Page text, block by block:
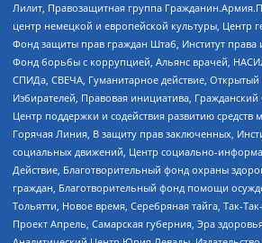
Лилит, Правозащитная группа
центр немецкой и европейской культуры, Центр
Фонд защиты прав граждан Штаб, Институт права
Фонд борьбы с коррупцией, Альянс врачей,
СПИДа, СВЕЧА, Гуманитарное действие, Открытый
Избирателей, Правовая инициатива,
Центр поддержки и содействия развитию
Горячая Линия, В защиту прав заключенных,
социальных движений, Центр социально-
Действие, Благотворительный фонд охраны
граждан, Благотворительный фонд помощи
Тольятти, Новое время, Серебряная тайга, Так-
Проект Апрель, Самарская губерния, Эра